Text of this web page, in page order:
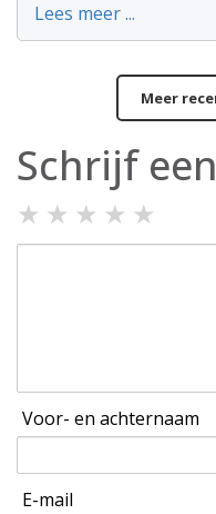
Lees meer ...
Meer
Schrijf
★ ★ ★ ★ ★
Voor- en achternaam
E-mail